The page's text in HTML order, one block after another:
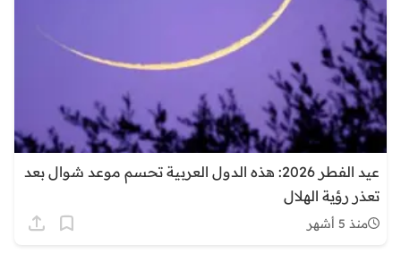
عيد الفطر 2026: هذه الدول العربية تحسم موعد شوال بعد
تعذر رؤية الهلال
منذ 5 أشهر